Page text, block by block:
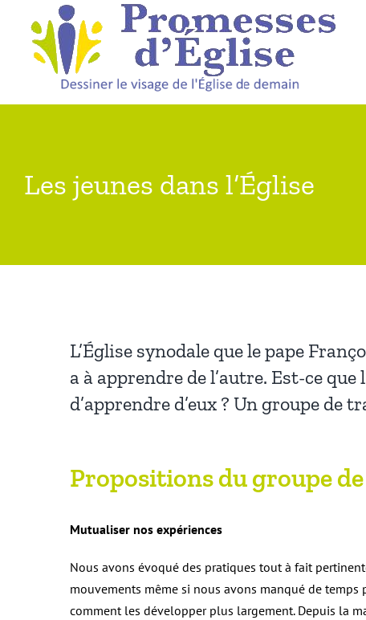
contenu
Les jeunes dans l’Église
L’Église synodale que le pape
a à apprendre de l’autre. Est-ce
d’apprendre d’eux ? Un groupe de
Propositions du groupe
Mutualiser nos expériences
Nous avons évoqué des pratiques tout à fait
mouvements même si nous avons manqué de
comment les développer plus largement. Depuis la